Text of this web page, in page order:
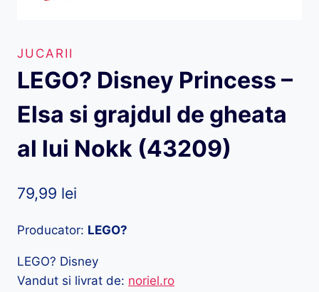
JUCARII
LEGO? Disney Princess –
Elsa si grajdul de gheata
al lui Nokk (43209)
79,99 lei
Producator: LEGO?
LEGO? Disney
Vandut si livrat de: noriel.ro